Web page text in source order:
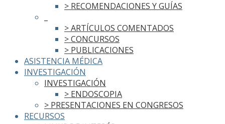
> RECOMENDACIONES Y GUÍAS
> ARTÍCULOS COMENTADOS
> CONCURSOS
> PUBLICACIONES
ASISTENCIA MÉDICA
INVESTIGACIÓN
INVESTIGACIÓN
> ENDOSCOPIA
> PRESENTACIONES EN CONGRESOS
RECURSOS